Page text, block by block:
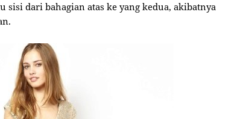
dari bahagian atas ke yang kedua, akibatnya